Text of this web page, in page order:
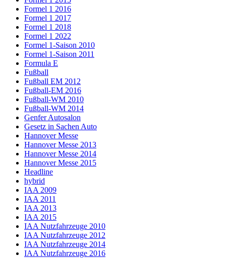
Formel 1 2016
Formel 1 2017
Formel 1 2018
Formel 1 2022
Formel 1-Saison 2010
Formel 1-Saison 2011
Formula E
Fußball
Fußball EM 2012
Fußball-EM 2016
Fußball-WM 2010
Fußball-WM 2014
Genfer Autosalon
Gesetz in Sachen Auto
Hannover Messe
Hannover Messe 2013
Hannover Messe 2014
Hannover Messe 2015
Headline
hybrid
IAA 2009
IAA 2011
IAA 2013
IAA 2015
IAA Nutzfahrzeuge 2010
IAA Nutzfahrzeuge 2012
IAA Nutzfahrzeuge 2014
IAA Nutzfahrzeuge 2016